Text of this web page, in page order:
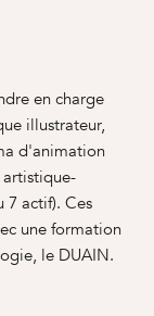
en charge
illustrateur,
d'animation
artistique-
7 actif). Ces
une formation
le DUAIN.